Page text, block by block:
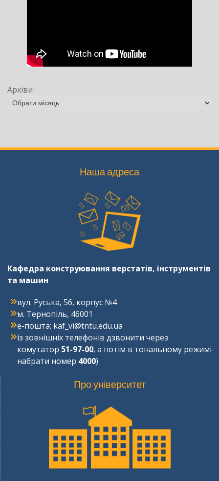
Архіви
Наша адреса
Кафедра конструювання верстатів, інструментів
та машин
вул. Руська, 56, корпус №4
м. Тернопіль, 46001
e-пошта: kaf_vi@tntu.edu.ua
із зовнішніх телефонів дзвонити через
комутатор 51-97-00, а потім в тональному режимі
набрати номер 4000)
Про університет